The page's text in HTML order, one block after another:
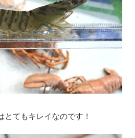
とてもキレイなのです！